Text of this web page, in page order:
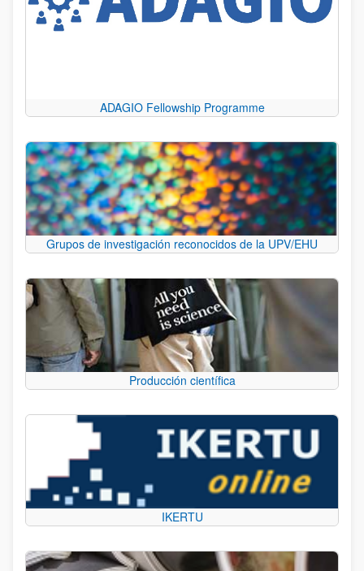
ADAGIO Fellowship Programme
Grupos de investigación reconocidos de la UPV/EHU
Producción científica
IKERTU